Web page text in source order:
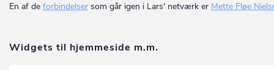
En af de forbindelser som går igen i Lars' netværk er Mette Fløe
Widgets til hjemmeside m.m.